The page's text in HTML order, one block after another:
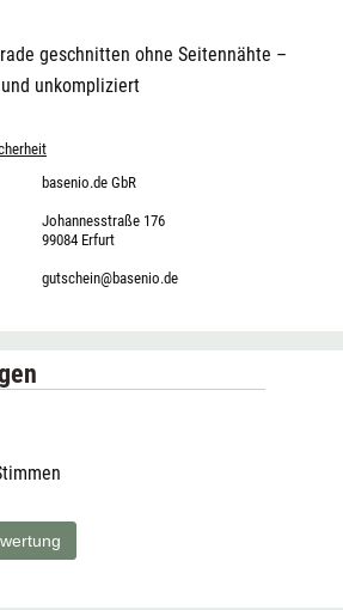
geschnitten ohne Seitennähte –
unkompliziert
basenio.de GbR
Johannesstraße 176
99084 Erfurt
gutschein@basenio.de